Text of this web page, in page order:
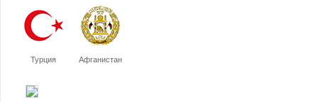
Турция Афганистан